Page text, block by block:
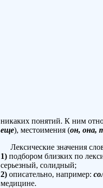
никаких понятий. К ним
еще), местоимения (он, она,
Лексические значения
1) подбором близких по
серьезный, солидный;
2) описательно, например:
медицине.